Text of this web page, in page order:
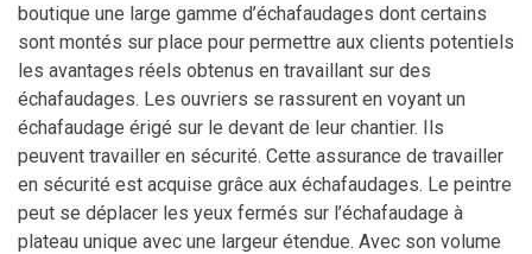
boutique une large gamme d’échafaudages dont certains
sont montés sur place pour permettre aux clients potentiels
les avantages réels obtenus en travaillant sur des
échafaudages. Les ouvriers se rassurent en voyant un
échafaudage érigé sur le devant de leur chantier. Ils
peuvent travailler en sécurité. Cette assurance de travailler
en sécurité est acquise grâce aux échafaudages. Le peintre
peut se déplacer les yeux fermés sur l’échafaudage à
plateau unique avec une largeur étendue. Avec son volume